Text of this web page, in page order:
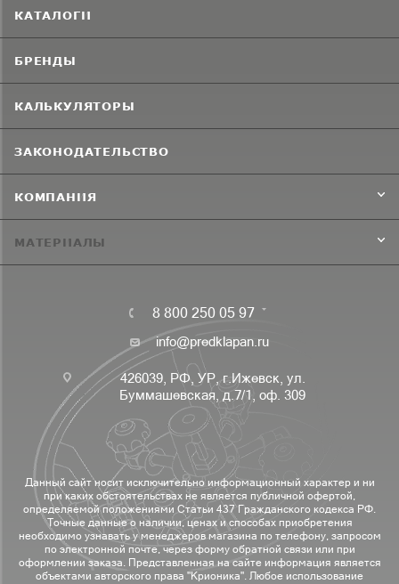
КАТАЛОГИ
БРЕНДЫ
КАЛЬКУЛЯТОРЫ
ЗАКОНОДАТЕЛЬСТВО
КОМПАНИЯ
МАТЕРИАЛЫ
8 800 250 05 97
info@predklapan.ru
426039, РФ, УР, г.Ижевск, ул.
Буммашевская, д.7/1, оф. 309
Данный сайт носит исключительно информационный характер и ни
при каких обстоятельствах не является публичной офертой,
определяемой положениями Статьи 437 Гражданского кодекса РФ.
Точные данные о наличии, ценах и способах приобретения
необходимо узнавать у менеджеров магазина по телефону, запросом
по электронной почте, через форму обратной связи или при
оформлении заказа. Представленная на сайте информация является
объектами авторского права "Крионика". Любое использование